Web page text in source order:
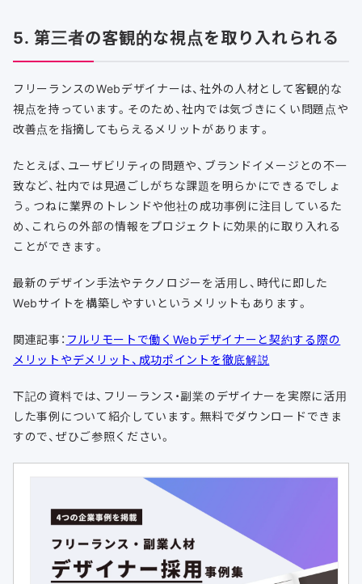
5. 第三者の客観的な視点を取り入れられる
フリーランスのWebデザイナーは、社外の人材として客観的な
視点を持っています。そのため、社内では気づきにくい問題点や
改善点を指摘してもらえるメリットがあります。
たとえば、ユーザビリティの問題や、ブランドイメージとの不一
致など、社内では見過ごしがちな課題を明らかにできるでしょ
う。つねに業界のトレンドや他社の成功事例に注目しているた
め、これらの外部の情報をプロジェクトに効果的に取り入れる
ことができます。
最新のデザイン手法やテクノロジーを活用し、時代に即した
Webサイトを構築しやすいというメリットもあります。
関連記事： フルリモートで働くWebデザイナーと契約する際の
メリットやデメリット、成功ポイントを徹底解説
下記の資料では、フリーランス・副業のデザイナーを実際に活用
した事例について紹介しています。無料でダウンロードできま
すので、ぜひご参照ください。